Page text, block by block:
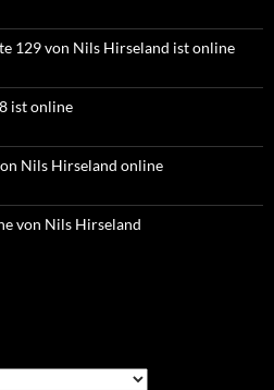
129 von Nils Hirseland ist online
ist online
Nils Hirseland online
von Nils Hirseland